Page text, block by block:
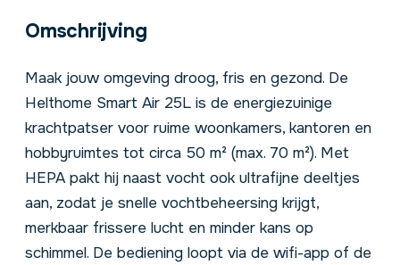
Omschrijving
Maak jouw omgeving droog, fris en gezond. De
Helthome Smart Air 25L is de energiezuinige
krachtpatser voor ruime woonkamers, kantoren en
hobbyruimtes tot circa 50 m² (max. 70 m²). Met
HEPA pakt hij naast vocht ook ultrafijne deeltjes
aan, zodat je snelle vochtbeheersing krijgt,
merkbaar frissere lucht en minder kans op
schimmel. De bediening loopt via de wifi-app of de